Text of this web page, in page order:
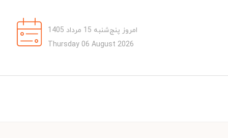
امروز پنج‌شنبه 15 مرداد 1405
Thursday 06 August 2026